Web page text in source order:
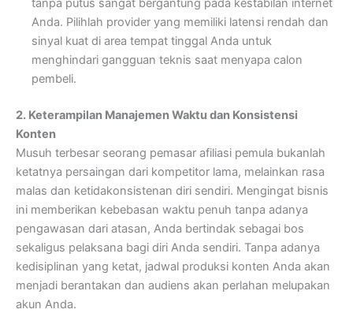
tanpa putus sangat bergantung pada kestabilan internet
Anda. Pilihlah provider yang memiliki latensi rendah dan
sinyal kuat di area tempat tinggal Anda untuk
menghindari gangguan teknis saat menyapa calon
pembeli.
2. Keterampilan Manajemen Waktu dan Konsistensi
Konten
Musuh terbesar seorang pemasar afiliasi pemula bukanlah
ketatnya persaingan dari kompetitor lama, melainkan rasa
malas dan ketidakonsistenan diri sendiri. Mengingat bisnis
ini memberikan kebebasan waktu penuh tanpa adanya
pengawasan dari atasan, Anda bertindak sebagai bos
sekaligus pelaksana bagi diri Anda sendiri. Tanpa adanya
kedisiplinan yang ketat, jadwal produksi konten Anda akan
menjadi berantakan dan audiens akan perlahan melupakan
akun Anda.